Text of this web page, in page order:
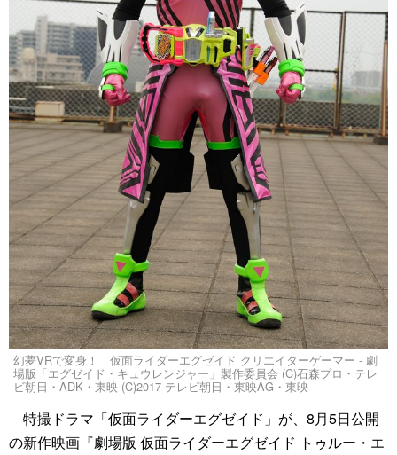
幻夢VRで変身！ 仮面ライダーエグゼイド クリエイターゲーマー - 劇
場版「エグゼイド・キュウレンジャー」製作委員会 (C)石森プロ・テレ
ビ朝日・ADK・東映 (C)2017 テレビ朝日・東映AG・東映
特撮ドラマ「仮面ライダーエグゼイド」が、8月5日公開
の新作映画『劇場版 仮面ライダーエグゼイド トゥルー・エ